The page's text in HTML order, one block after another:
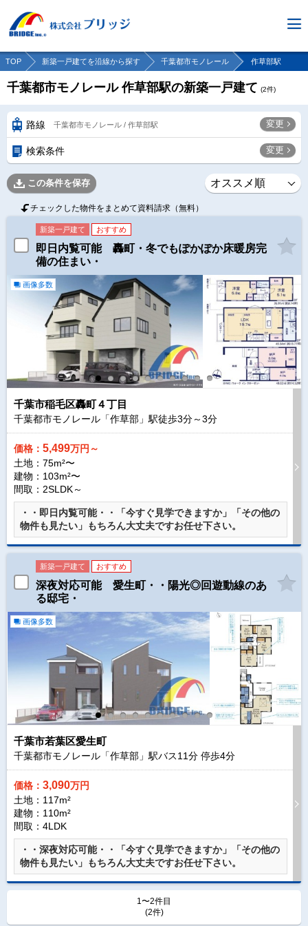
TOP 新築一戸建てを沿線から探す 千葉都市モノレール 作草部駅
千葉都市モノレール 作草部駅の新築一戸建て (2件)
路線 千葉都市モノレール / 作草部駅 変更
検索条件 変更
この条件を保存
チェックした物件をまとめて資料請求（無料）
新築一戸建て おすすめ
即日内覧可能 轟町・冬でもぽかぽか床暖房完
備の住まい・
画像多数
千葉市稲毛区轟町４丁目
千葉都市モノレール「作草部」駅徒歩3分～3分
価格： 5,499万円～
土地：75m²〜
建物：103m²〜
間取：2SLDK～
・・即日内覧可能・・「今すぐ見学できますか」「その他の
物件も見たい」もちろん大丈夫ですお任せ下さい。
新築一戸建て おすすめ
深夜対応可能 愛生町・・陽光◎回遊動線のあ
る邸宅・
画像多数
千葉市若葉区愛生町
千葉都市モノレール「作草部」駅バス11分 停歩4分
価格： 3,090万円
土地：117m²
建物：110m²
間取：4LDK
・・深夜対応可能・・「今すぐ見学できますか」「その他の
物件も見たい」もちろん大丈夫ですお任せ下さい。
1〜2件目
(2件)